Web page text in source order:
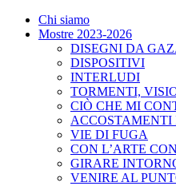
Chi siamo
Mostre 2023-2026
DISEGNI DA
DISPOSITIVI
INTERLUDI
TORMENTI,
CIÒ CHE MI
ACCOSTAMENTI
VIE DI FUGA
CON L’ARTE
GIRARE
VENIRE AL